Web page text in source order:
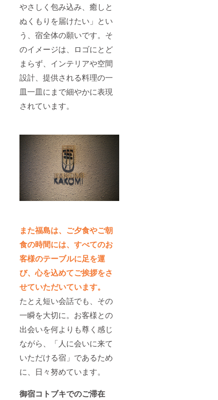
やさしく包み込み、癒しと
ぬくもりを届けたい」とい
う、宿全体の願いです。そ
のイメージは、ロゴにとど
まらず、インテリアや空間
設計、提供される料理の一
皿一皿にまで細やかに表現
されています。
また福島は、ご夕食やご朝
食の時間には、すべてのお
客様のテーブルに足を運
び、心を込めてご挨拶をさ
せていただいています。
たとえ短い会話でも、その
一瞬を大切に。お客様との
出会いを何よりも尊く感じ
ながら、「人に会いに来て
いただける宿」であるため
に、日々努めています。
御宿コトブキでのご滞在